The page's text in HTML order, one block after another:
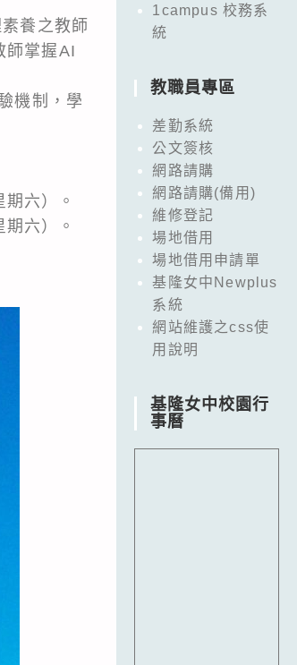
養之教師
師掌握AI
機制，學
六）。
六）。
1campus 校務系
統
教職員專區
差勤系統
公文簽核
網路請購
網路請購(備用)
維修登記
場地借用
場地借用申請單
基隆女中Newplus
系統
網站維護之css使
用說明
基隆女中校園行
事曆